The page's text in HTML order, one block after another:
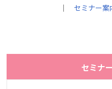
｜セミナー案
セミナ